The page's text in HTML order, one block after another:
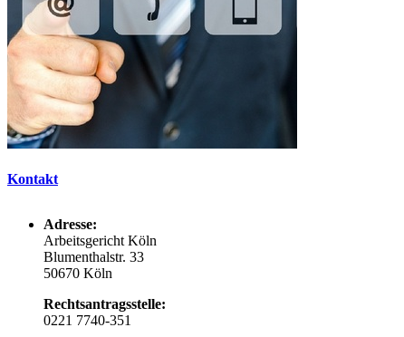
Kontakt
Adresse:
Arbeitsgericht Köln
Blumenthalstr. 33
50670 Köln
Rechtsantragsstelle:
0221 7740-351